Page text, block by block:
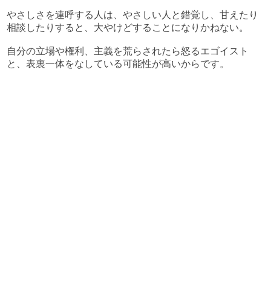
やさしさを連呼する人は、やさしい人と錯覚し、甘えたり
相談したりすると、大やけどすることになりかねない。
自分の立場や権利、主義を荒らされたら怒るエゴイスト
と、表裏一体をなしている可能性が高いからです。